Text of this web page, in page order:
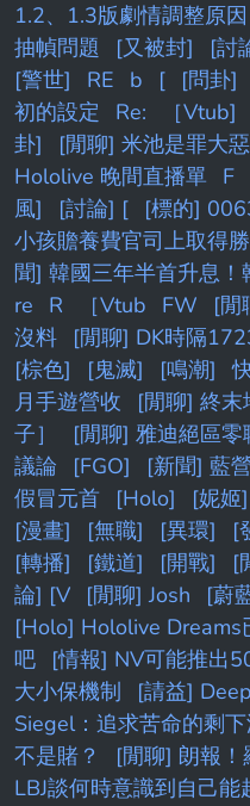
1.2、1.3版劇情調整原因
抽幀問題
[又被封] [討
[警世]
RE b [ [問卦]
初的設定
Re: ［Vtub]
卦]
[閒聊] 米池是罪大
Hololive 晚間直播單 F
風]
[討論] [ [標的]
小孩贍養費官司上取得
聞] 韓國三年半首升息！
re
R ［Vtub FW
[閒
沒料
[閒聊] DK時隔
[棕色]
[鬼滅] [鳴潮]
月手遊營收
[閒聊] 終末
子］
[閒聊] 雅迪絕區零
議論
[FGO]
[新聞] 藍
假冒元首
[Holo] [妮姬]
[漫畫]
[無職] [異環] [
[轉播]
[鐵道] [開戰] [
論] [V
[閒聊] Josh [蔚
[Holo] Hololive Dreams
吧
[情報] NV可能推出
大小保機制
[請益]
Siegel：追求苦命的剩
不是賭？
[閒聊] 朗報！
LBJ談何時意識到自己能